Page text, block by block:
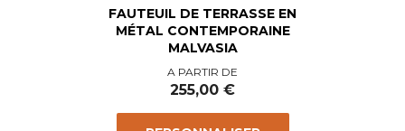
FAUTEUIL DE TERRASSE EN
MÉTAL CONTEMPORAINE
MALVASIA
Prix
A PARTIR DE
255,00 €